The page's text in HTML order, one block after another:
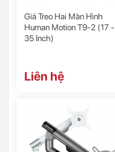
Giá Treo Hai Màn Hình
Human Motion T9-2 (17 -
35 Inch)
Liên hệ